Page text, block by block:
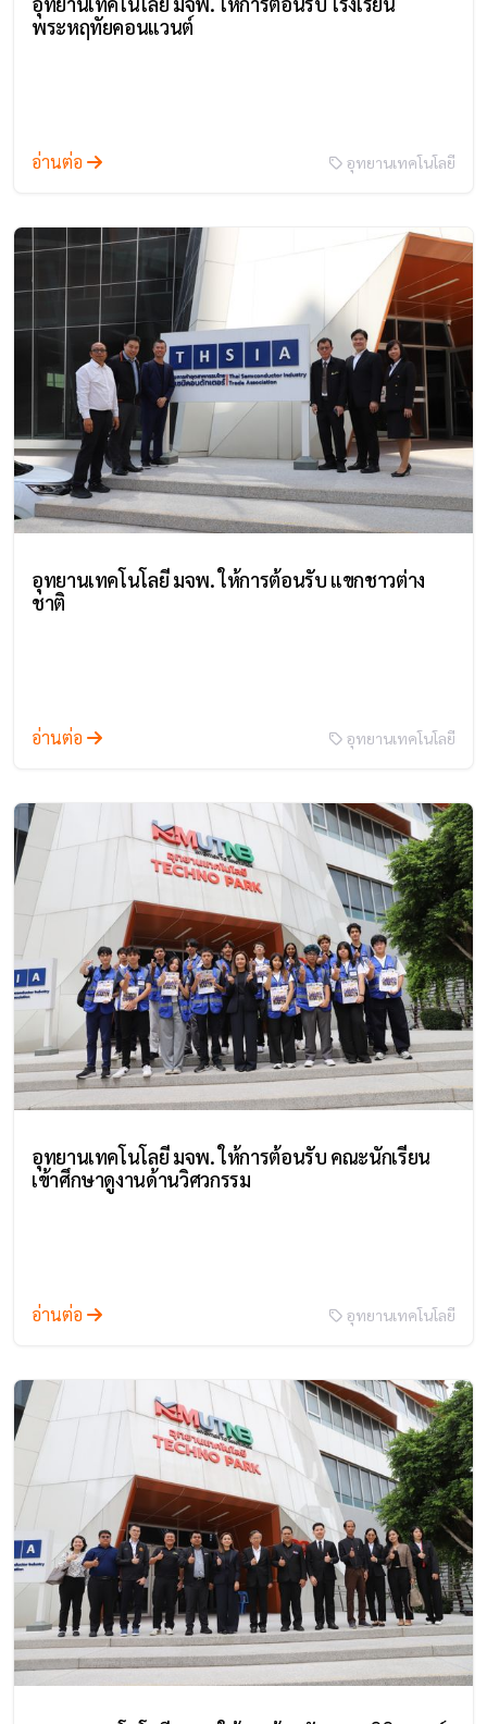
พระหฤทัยคอนแวนต์
อ่านต่อ อุทยานเทคโนโลยี
อุทยานเทคโนโลยี มจพ. ให้การต้อนรับ แขกชาวต่าง
ชาติ
อ่านต่อ อุทยานเทคโนโลยี
อุทยานเทคโนโลยี มจพ. ให้การต้อนรับ คณะนักเรียน
เข้าศึกษาดูงานด้านวิศวกรรม
อ่านต่อ อุทยานเทคโนโลยี